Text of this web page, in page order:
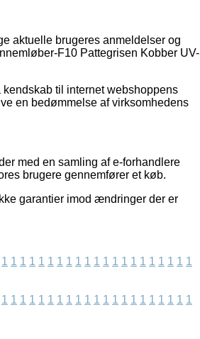
aktuelle brugeres anmeldelser og
F10 Pattegrisen Kobber UV-
til internet webshoppens
en bedømmelse af virksomhedens
med en samling af e-forhandlere
brugere gennemfører et køb.
garantier imod ændringer der er
1 1 1 1 1 1 1 1 1 1 1 1 1 1 1 1 1 1 1 1 1
1 1 1 1 1 1 1 1 1 1 1 1 1 1 1 1 1 1 1 1 1